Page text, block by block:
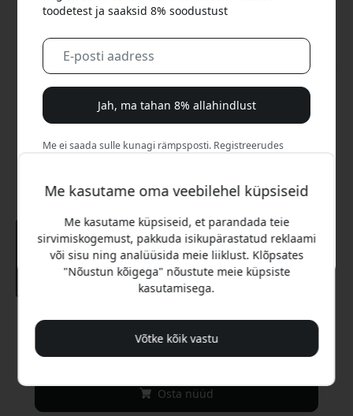
Soovitatav hind
12.99 EUR
Osta nüüd
Me kasutame oma veebilehel küpsiseid
Me kasutame küpsiseid, et parandada teie
sirvimiskogemust, pakkuda isikupärastatud reklaami
või sisu ning analüüsida meie liiklust. Klõpsates
"Nõustun kõigega" nõustute meie küpsiste
kasutamisega.
Võtke kõik vastu
toodetest ja saaksid 8% soodustust
Jah, ma tahan 8% allahindlust
Me ei saada sulle kunagi rämpsposti. Registreerudes
Ei, ma eelistaksin täishinda maksta.